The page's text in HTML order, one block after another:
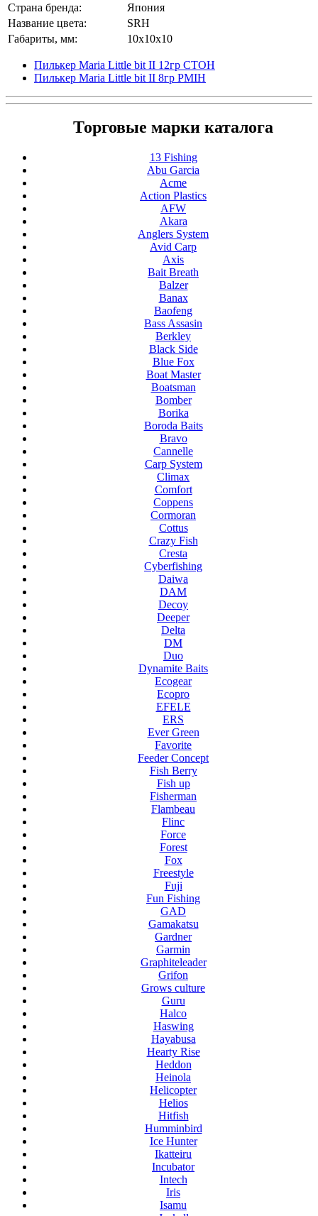
Страна бренда:
Япония
Название цвета:
SRH
Габариты, мм:
10x10x10
Пилькер Maria Little bit II 12гр CTOH
Пилькер Maria Little bit II 8гр PMIH
Торговые марки каталога
13 Fishing
Abu Garcia
Acme
Action Plastics
AFW
Akara
Anglers System
Avid Carp
Axis
Bait Breath
Balzer
Banax
Baofeng
Bass Assasin
Berkley
Black Side
Blue Fox
Boat Master
Boatsman
Bomber
Borika
Boroda Baits
Bravo
Cannelle
Carp System
Climax
Comfort
Coppens
Cormoran
Cottus
Crazy Fish
Cresta
Cyberfishing
Daiwa
DAM
Decoy
Deeper
Delta
DM
Duo
Dynamite Baits
Ecogear
Ecopro
EFELE
ERS
Ever Green
Favorite
Feeder Concept
Fish Berry
Fish up
Fisherman
Flambeau
Flinc
Force
Forest
Fox
Freestyle
Fuji
Fun Fishing
GAD
Gamakatsu
Gardner
Garmin
Graphiteleader
Grifon
Grows culture
Guru
Halco
Haswing
Hayabusa
Hearty Rise
Heddon
Heinola
Helicopter
Helios
Hitfish
Humminbird
Ice Hunter
Ikatteiru
Incubator
Intech
Iris
Isamu